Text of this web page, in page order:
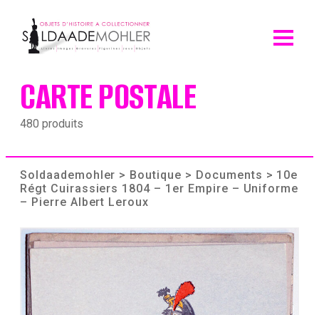
content
CARTE POSTALE
480 produits
Soldaademohler > Boutique > Documents > 10e
Régt Cuirassiers 1804 – 1er Empire – Uniforme
– Pierre Albert Leroux